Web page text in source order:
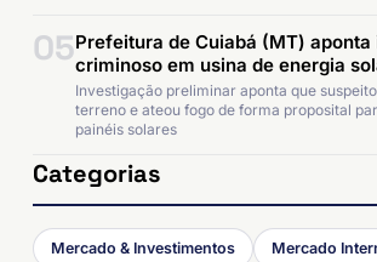
05Prefeitura de Cuiabá (MT) aponta
criminoso em usina de energia
Investigação preliminar aponta que
terreno e ateou fogo de forma proposital
painéis solares
Categorias
Mercado & Investimentos Mercado